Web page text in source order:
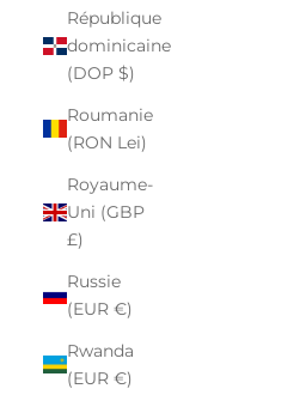
République
dominicaine
(DOP $)
Roumanie
(RON Lei)
Royaume-
Uni (GBP
£)
Russie
(EUR €)
Rwanda
(EUR €)